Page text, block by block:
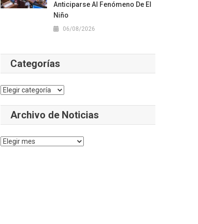
Anticiparse Al Fenómeno De El
Niño
06/08/2026
Categorías
Categorías
Archivo de Noticias
Archivo